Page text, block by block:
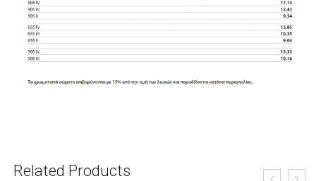
Related Products